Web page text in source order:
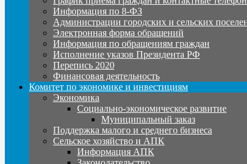
Информация по 8-ФЗ
Администрации городских и сельских
Электронная форма обращений
Информация по обращениям граждан
Исполнение указов Президента РФ
Перепись 2020
Финансовая деятельность
Комитет по экономике и инвестициям
Экономика
Социально-экономическое развитие
Муниципальный заказ
Поддержка малого и среднего бизнеса
Сельское хозяйство и АПК
Информация АПК